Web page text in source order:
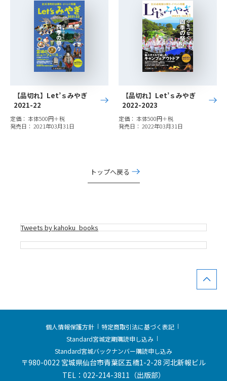
【品切れ】Let’ｓみやぎ
2021-22
定価： 本体500円＋税
発売日： 2021年03月31日
【品切れ】Let’ｓみやぎ
2022-2023
定価： 本体500円＋税
発売日： 2022年03月31日
トップへ戻る
Tweets by kahoku_books
個人情報保護方針
特定商取引法に基づく表記
Standard宮城定期購読申し込み
Standard宮城バックナンバー購読申し込み
〒980-0022 宮城県仙台市青葉区五橋1-2-28 河北新報ビル
TEL：022-214-3811（出版部）